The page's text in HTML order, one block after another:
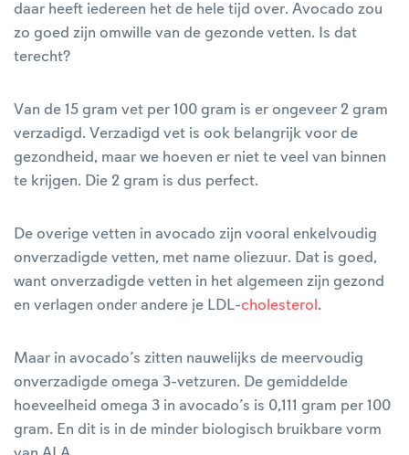
daar heeft iedereen het de hele tijd over. Avocado zou
zo goed zijn omwille van de gezonde vetten. Is dat
terecht?
Van de 15 gram vet per 100 gram is er ongeveer 2 gram
verzadigd. Verzadigd vet is ook belangrijk voor de
gezondheid, maar we hoeven er niet te veel van binnen
te krijgen. Die 2 gram is dus perfect.
De overige vetten in avocado zijn vooral enkelvoudig
onverzadigde vetten, met name oliezuur. Dat is goed,
want onverzadigde vetten in het algemeen zijn gezond
en verlagen onder andere je LDL-cholesterol .
Maar in avocado’s zitten nauwelijks de meervoudig
onverzadigde omega 3-vetzuren. De gemiddelde
hoeveelheid omega 3 in avocado’s is 0,111 gram per 100
gram. En dit is in de minder biologisch bruikbare vorm